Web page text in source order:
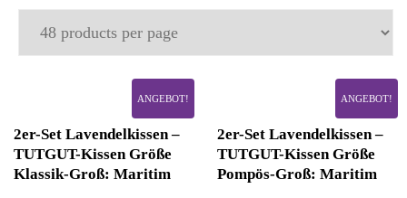
ANGEBOT!
2er-Set Lavendelkissen –
TUTGUT-Kissen Größe
Klassik-Groß: Maritim
ANGEBOT!
2er-Set Lavendelkissen –
TUTGUT-Kissen Größe
Pompös-Groß: Maritim